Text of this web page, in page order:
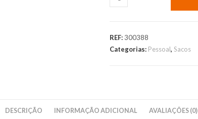
de
em
REF: 300388
Categorias: Pessoal,Sacos
DESCRIÇÃO INFORMAÇÃO ADICIONAL AVALIAÇÕES (0)